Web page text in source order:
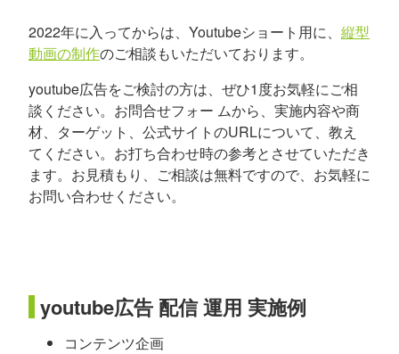
2022年に入ってからは、Youtubeショート用に、 縦型
動画の制作のご相談もいただいております。
youtube広告をご検討の方は、ぜひ1度お気軽にご相
談ください。お問合せフォー ムから、実施内容や商
材、ターゲット、公式サイトのURLについて、教え
てください。お打ち合わせ時の参考とさせていただき
ます。お見積もり、ご相談は無料ですので、お気軽に
お問い合わせください。
youtube広告 配信 運用 実施例
コンテンツ企画